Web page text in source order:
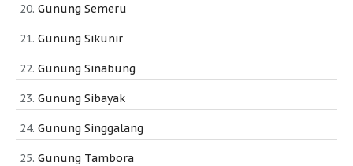
Gunung Semeru
Gunung Sikunir
Gunung Sinabung
Gunung Sibayak
Gunung Singgalang
Gunung Tambora